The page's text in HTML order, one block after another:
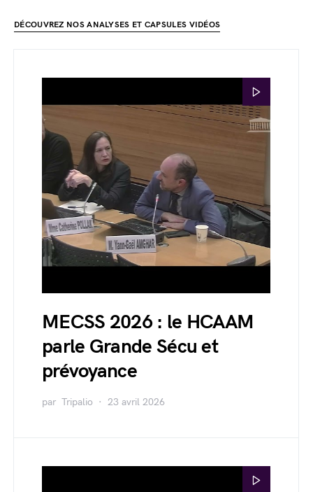
DÉCOUVREZ NOS ANALYSES ET CAPSULES VIDÉOS
MECSS 2026 : le HCAAM
parle Grande Sécu et
prévoyance
par Tripalio 23 avril 2026